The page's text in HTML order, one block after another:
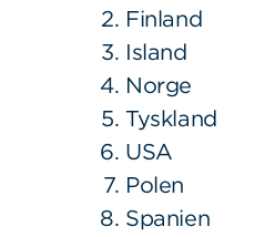
Finland
Island
Norge
Tyskland
USA
Polen
Spanien